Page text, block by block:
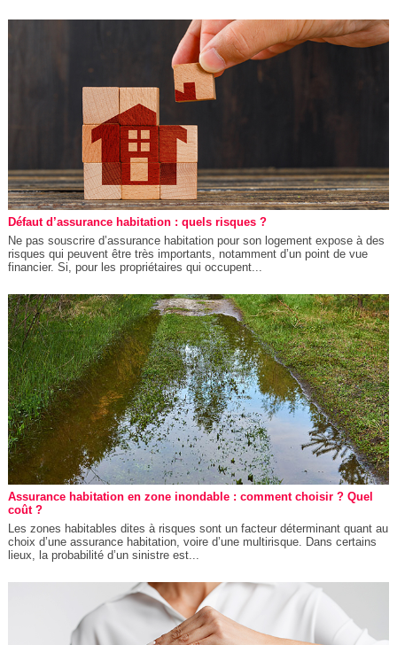
Défaut d’assurance habitation : quels risques ?
Ne pas souscrire d’assurance habitation pour son logement expose à des
risques qui peuvent être très importants, notamment d’un point de vue
financier. Si, pour les propriétaires qui occupent...
Assurance habitation en zone inondable : comment choisir ? Quel
coût ?
Les zones habitables dites à risques sont un facteur déterminant quant au
choix d’une assurance habitation, voire d’une multirisque. Dans certains
lieux, la probabilité d’un sinistre est...